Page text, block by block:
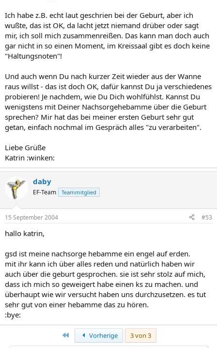
Ich habe z.B. echt laut geschrien bei der Geburt, aber ich
wußte, das ist OK, da lacht jetzt niemand drüber oder sagt
mir, ich soll mich zusammenreißen. Das kann man doch auch
gar nicht in so einen Moment, im Kreissaal gibt es doch keine
"Haltungsnoten"!
Und auch wenn Du nach kurzer Zeit wieder aus der Wanne
raus willst - das ist doch OK, dafür kannst Du ja verschiedenes
probieren! Je nachdem, wie Du Dich wohlfühlst. Kannst Du
wenigstens mit Deiner Nachsorgehebamme über die Geburt
sprechen? Mir hat das bei meiner ersten Geburt sehr gut
getan, einfach nochmal im Gespräch alles "zu verarbeiten".
Liebe Grüße
Katrin :winken:
daby
EF-Team Teammitglied
15 September 2004 #53
hallo katrin,
gsd ist meine nachsorge hebamme ein engel auf erden.
mit ihr kann ich über alles reden und natürlich haben wir
auch über die geburt gesprochen. sie ist sehr stolz auf mich,
dass ich mich so geweigert habe einen ks zu machen. und
überhaupt wie wir versucht haben uns durchzusetzen. es tut
sehr gut von einer hebamme das zu hören.
:bye:
Erste Vorherige 3 von 3